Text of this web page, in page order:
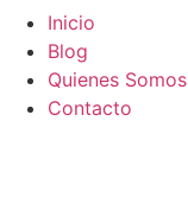
Inicio
Blog
Quienes Somos
Contacto